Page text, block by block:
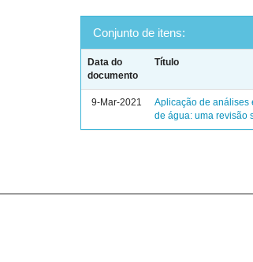
Conjunto de itens:
Data do
documento
Título
9-Mar-2021
Aplicação de análises
de água: uma revisão